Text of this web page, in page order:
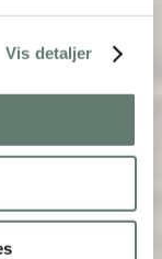
Vis detaljer